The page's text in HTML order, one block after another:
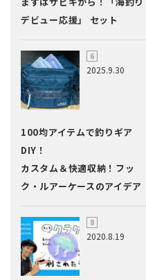
デビュー応援」 セット
2025.9.30
100均アイテムで釣りギア
DIY！
カスタム＆快適収納！フッ
ク・ルアーケースのアイデア
2020.8.19